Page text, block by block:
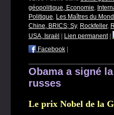
géopolitique, Economie,
Politique, Les Maîtres du
Chine, BRICS; Sy, Rockfeller,
USA, Israël
Lien permanent|
Facebook
Obama a signé
russes
Le prix Nobel de la